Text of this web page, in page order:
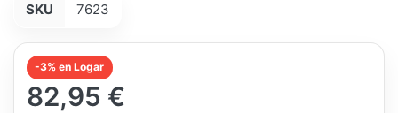
SKU 7623
-3% en Logar
82,95 €